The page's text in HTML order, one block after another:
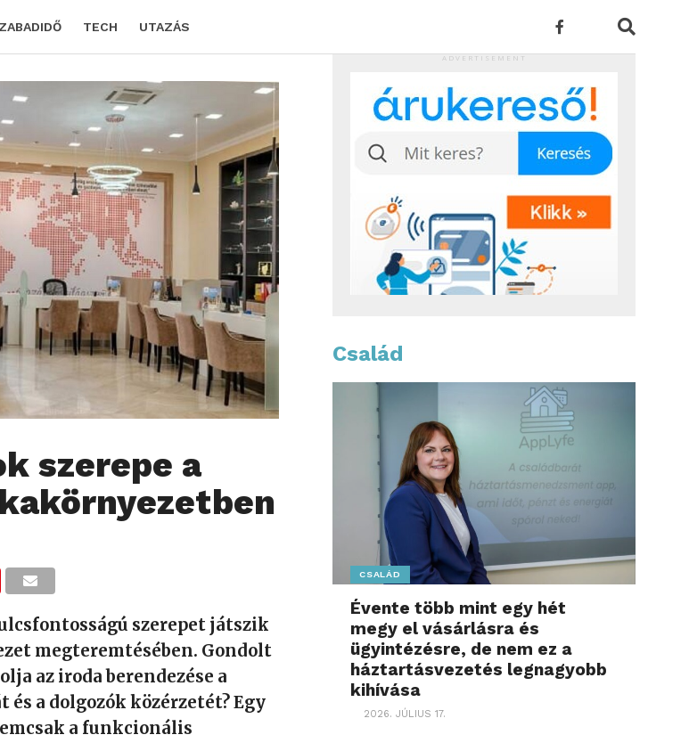
TECH UTAZÁS
szerepe a
szerepet játszik
megteremtésében. Gondolt
az iroda berendezése a
a dolgozók közérzetét? Egy
a funkcionális
ADVERTISEMENT
Család
CSALÁD
Évente több mint egy hét
megy el vásárlásra és
ügyintézésre, de nem ez a
háztartásvezetés legnagyobb
kihívása
2026. JÚLIUS 17.